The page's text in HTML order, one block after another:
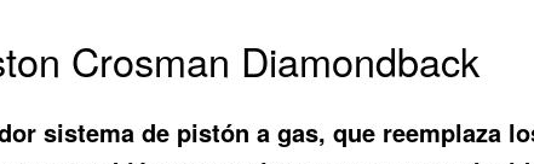
Crosman Diamondback
sistema de pistón a gas, que reemplaza